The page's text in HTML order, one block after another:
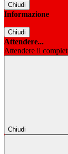
Chiudi
Informazione
Chiudi
Attendere...
Attendere il
Chiudi